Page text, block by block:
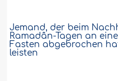
Jemand, der beim
Ramadân-Tagen an
Fasten abgebrochen
leisten